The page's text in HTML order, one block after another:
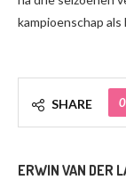
kampioenschap
SHARE 0
ERWIN VAN DER